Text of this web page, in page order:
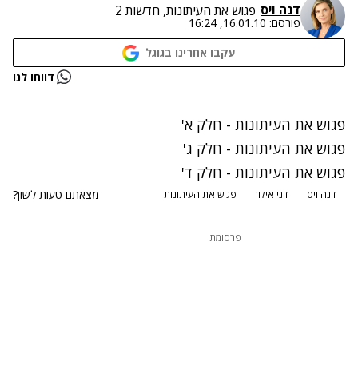
דנה ויס פגוש את העיתונות, חדשות 2
פורסם: 16.01.10, 16:24
עקבו אחרינו בגוגל
דווחו לנו
פגוש את העיתונות - חלק א'
פגוש את העיתונות - חלק ג'
פגוש את העיתונות - חלק ד'
דנה ויס דני אילון פגוש את העיתונות מצאתם טעות לשון?
פרסומת